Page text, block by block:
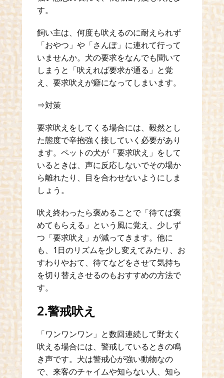
す。
飼い主は、何度も吠えるのに耐えられず
「おやつ」や「さんぽ」に連れて行って
いませんか。犬の要求をなんでも聞いて
しまうと「吠えれば要求が通る」と覚
え、要求吠えが癖になってしまいます。
⇒対策
要求吠えをしてくる場合には、毅然とし
た態度で辛抱強く接していく必要があり
ます。ペットの犬が「要求吠え」をして
いるときは、声に反応しないでその場か
ら離れたり、目を合わせないようにしま
しょう。
吠え終わったら褒めることで「待てば褒
めてもらえる」という風に覚え、少しず
つ「要求吠え」が減ってきます。他に
も、1日のリズムを少し変えてみたり、お
すわりやおて、待てなどをさせて気持ち
を切り替えさせるのもおすすめの方法で
す。
2.警戒吠え
「ワンワンワン」と数回連続して野太く
吠える場合には、警戒しているときの鳴
き声です。犬は警戒心が強い動物なの
で、来客のチャイムや知らない人、知ら